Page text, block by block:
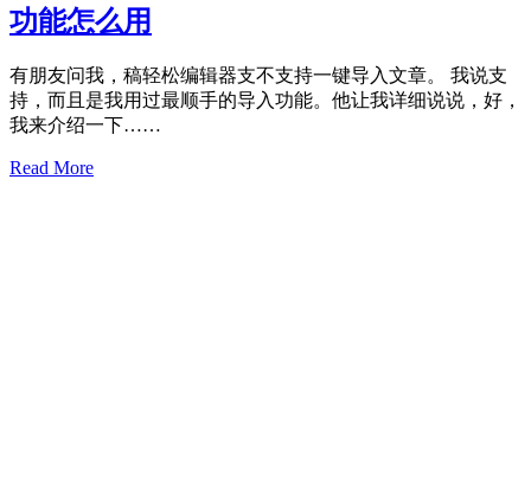
功能怎么用
有朋友问我，稿轻松编辑器支不支持一键导入文章。 我说支
持，而且是我用过最顺手的导入功能。他让我详细说说，好，
我来介绍一下……
Read More